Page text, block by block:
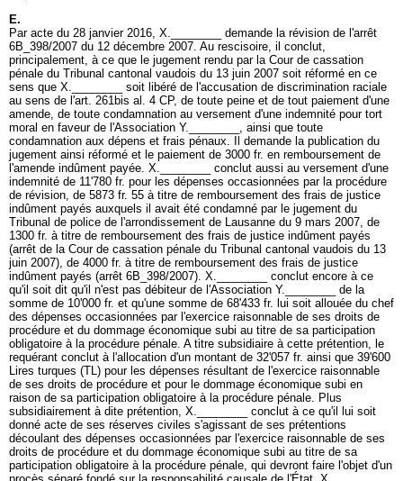
E.
Par acte du 28 janvier 2016, X.________ demande la révision de l'arrêt
6B_398/2007 du 12 décembre 2007. Au rescisoire, il conclut,
principalement, à ce que le jugement rendu par la Cour de cassation
pénale du Tribunal cantonal vaudois du 13 juin 2007 soit réformé en ce
sens que X.________ soit libéré de l'accusation de discrimination raciale
au sens de l'art. 261bis al. 4 CP, de toute peine et de tout paiement d'une
amende, de toute condamnation au versement d'une indemnité pour tort
moral en faveur de l'Association Y.________, ainsi que toute
condamnation aux dépens et frais pénaux. Il demande la publication du
jugement ainsi réformé et le paiement de 3000 fr. en remboursement de
l'amende indûment payée. X.________ conclut aussi au versement d'une
indemnité de 11'780 fr. pour les dépenses occasionnées par la procédure
de révision, de 5873 fr. 55 à titre de remboursement des frais de justice
indûment payés auxquels il avait été condamné par le jugement du
Tribunal de police de l'arrondissement de Lausanne du 9 mars 2007, de
1300 fr. à titre de remboursement des frais de justice indûment payés
(arrêt de la Cour de cassation pénale du Tribunal cantonal vaudois du 13
juin 2007), de 4000 fr. à titre de remboursement des frais de justice
indûment payés (arrêt 6B_398/2007). X.________ conclut encore à ce
qu'il soit dit qu'il n'est pas débiteur de l'Association Y.________ de la
somme de 10'000 fr. et qu'une somme de 68'433 fr. lui soit allouée du chef
des dépenses occasionnées par l'exercice raisonnable de ses droits de
procédure et du dommage économique subi au titre de sa participation
obligatoire à la procédure pénale. A titre subsidiaire à cette prétention, le
requérant conclut à l'allocation d'un montant de 32'057 fr. ainsi que 39'600
Lires turques (TL) pour les dépenses résultant de l'exercice raisonnable
de ses droits de procédure et pour le dommage économique subi en
raison de sa participation obligatoire à la procédure pénale. Plus
subsidiairement à dite prétention, X.________ conclut à ce qu'il lui soit
donné acte de ses réserves civiles s'agissant de ses prétentions
découlant des dépenses occasionnées par l'exercice raisonnable de ses
droits de procédure et du dommage économique subi au titre de sa
participation obligatoire à la procédure pénale, qui devront faire l'objet d'un